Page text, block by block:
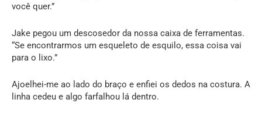
você quer.”
Jake pegou um descosedor da nossa caixa de ferramentas.
“Se encontrarmos um esqueleto de esquilo, essa coisa vai
para o lixo.”
Ajoelhei-me ao lado do braço e enfiei os dedos na costura. A
linha cedeu e algo farfalhou lá dentro.